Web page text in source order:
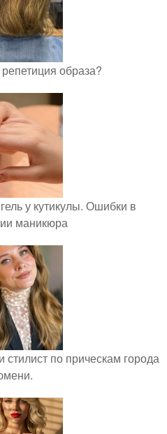
образа?
у кутикулы. Ошибки в
маникюра
по прическам города